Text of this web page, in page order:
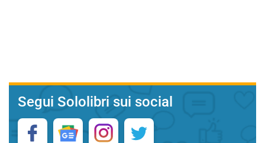
Segui Sololibri sui social